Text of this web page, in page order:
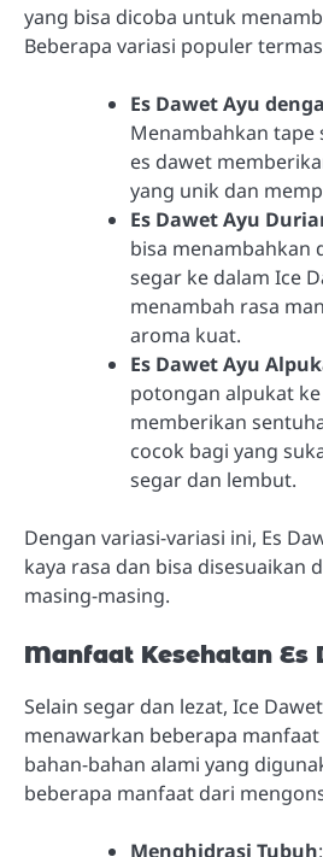
yang bisa dicoba untuk
Beberapa variasi populer
Es Dawet Ayu
Menambahkan tape
es dawet
yang unik dan
Es Dawet Ayu
bisa menambahkan
segar ke dalam Ice
menambah rasa
aroma kuat.
Es Dawet Ayu
potongan alpukat
memberikan
cocok bagi yang
segar dan lembut.
Dengan variasi-variasi ini, Es
kaya rasa dan bisa disesuaikan
masing-masing.
Manfaat Kesehatan Es
Selain segar dan lezat, Ice
menawarkan beberapa
bahan-bahan alami yang
beberapa manfaat dari
Menghidrasi Tubuh